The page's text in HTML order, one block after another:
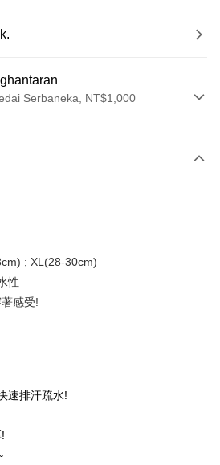
Serbaneka, NT$1,000
Chang Hwa Commercial
Bank Komersial Taipei
Bank
0,
Taichung Commercial Bank
faedah 0,
faedah 0,
&
Bank Komersial Taipei Fubon
; XL(28-30cm)
性
感受!
速排汗疏水!